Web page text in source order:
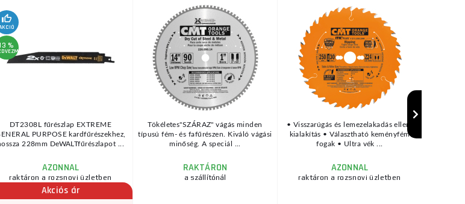
%
DT2308L fűrészlap EXTREME
PURPOSE kardfűrészekhez,
228mm DeWALTfűrészlapot ...
AZONNAL
raktáron a rozsnovi üzletben
Akciós ár
Tökéletes"SZÁRAZ" vágás minden
típusú fém- és fafűrészen. Kiváló vágási
minőség. A speciál ...
RAKTÁRON
a szállítónál
• Visszarúgás és lemezelakadás elleni
kialakítás • Választható keményfém
fogak • Ultra vék ...
AZONNAL
raktáron a rozsnovi üzletben